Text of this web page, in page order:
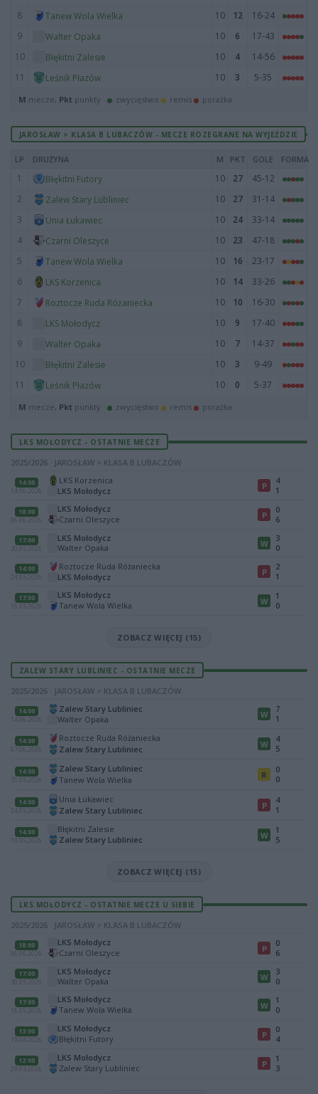
8
Tanew Wola Wielka 10 12
16-24
9
Walter Opaka 10 6
17-43
10
Błękitni Zalesie 10 4
14-56
11
Leśnik Płazów 10 3 5-35
M mecze, Pkt punkty · zwycięstwo remis porażka
JAROSŁAW > KLASA B LUBACZÓW - MECZE ROZEGRANE NA WYJEŹDZIE
LP DRUŻYNA M PKT GOLE FORMA
1 Błękitni Futory 10 27
45-12
2
Zalew Stary Lubliniec 10 27
31-14
3
Unia Łukawiec 10 24
33-14
4
Czarni Oleszyce 10 23
47-18
5
Tanew Wola Wielka 10 16
23-17
6
LKS Korzenica 10 14
33-26
7
Roztocze Ruda Różaniecka 10 10
16-30
8
LKS Mołodycz 10 9
17-40
9
Walter Opaka 10 7
14-37
10
Błękitni Zalesie 10 3
9-49
11
Leśnik Płazów 10 0 5-37
M mecze, Pkt punkty · zwycięstwo remis porażka
LKS MOŁODYCZ - OSTATNIE MECZE
2025/2026 · JAROSŁAW > KLASA B LUBACZÓW
14:00
14.06.2026
LKS Korzenica
LKS Mołodycz
P
4
1
18:00
06.06.2026
LKS Mołodycz
Czarni Oleszyce
P
0
6
17:00
30.05.2026
LKS Mołodycz
Walter Opaka
W
3
0
14:00
24.05.2026
Roztocze Ruda Różaniecka
LKS Mołodycz
P
2
1
17:00
16.05.2026
LKS Mołodycz
Tanew Wola Wielka
W
1
0
ZOBACZ WIĘCEJ (15)
ZALEW STARY LUBLINIEC - OSTATNIE MECZE
2025/2026 · JAROSŁAW > KLASA B LUBACZÓW
14:00
14.06.2026
Zalew Stary Lubliniec
Walter Opaka
W
7
1
14:00
07.06.2026
Roztocze Ruda Różaniecka
Zalew Stary Lubliniec
W
4
5
14:00
31.05.2026
Zalew Stary Lubliniec
Tanew Wola Wielka
R
0
0
14:00
24.05.2026
Unia Łukawiec
Zalew Stary Lubliniec
P
4
1
14:00
10.05.2026
Błękitni Zalesie
Zalew Stary Lubliniec
W
1
5
ZOBACZ WIĘCEJ (15)
LKS MOŁODYCZ - OSTATNIE MECZE U SIEBIE
2025/2026 · JAROSŁAW > KLASA B LUBACZÓW
18:00
06.06.2026
LKS Mołodycz
Czarni Oleszyce
P
0
6
17:00
30.05.2026
LKS Mołodycz
Walter Opaka
W
3
0
17:00
16.05.2026
LKS Mołodycz
Tanew Wola Wielka
W
1
0
13:00
19.04.2026
LKS Mołodycz
Błękitni Futory
P
0
4
12:00
29.03.2026
LKS Mołodycz
Zalew Stary Lubliniec
P
1
3